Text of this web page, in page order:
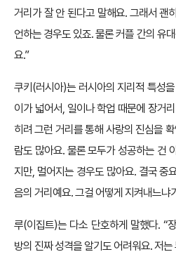
거리가 잘 안 된다고 말해요. 그래서 괜
언하는 경우도 있죠. 물론 커플 간의 유
요.”
쿠키(러시아)는 러시아의 지리적 특성
이가 넓어서, 일이나 학업 때문에 장거
히려 그런 거리를 통해 사랑의 진심을
람도 많아요. 물론 모두가 성공하는 건
지만, 멀어지는 경우도 많아요. 결국 중
음의 거리예요. 그걸 어떻게 지켜내느냐
루(이집트)는 다소 단호하게 말했다. “
방의 진짜 성격을 알기도 어려워요. 저는